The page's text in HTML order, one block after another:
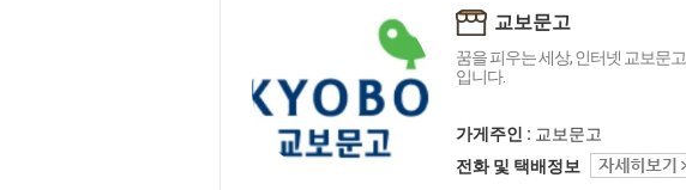
교보문고
꿈을 피우는 세상, 인터넷 교보문고
입니다.
가게주인 : 교보문고
전화 및 택배정보